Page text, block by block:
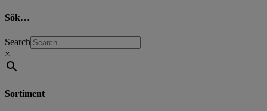
Sök…
Search
×
Sortiment